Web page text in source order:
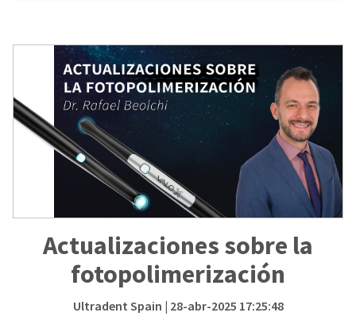
Actualizaciones sobre la
fotopolimerización
Ultradent Spain | 28-abr-2025 17:25:48